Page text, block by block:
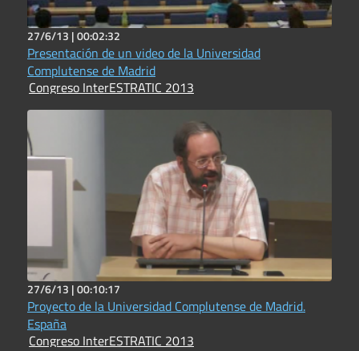
27/6/13 |00:02:32
Presentación de un video de la Universidad
Complutense de Madrid
Congreso InterESTRATIC 2013
27/6/13 |00:10:17
Proyecto de la Universidad Complutense de Madrid.
España
Congreso InterESTRATIC 2013